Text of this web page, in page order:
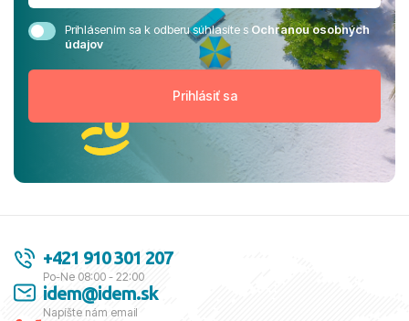
Prihlásením sa k odberu súhlasíte sOchranou osobných
údajov
+421 910 301 207
Po-Ne 08:00 - 22:00
idem@idem.sk
Napíšte nám email